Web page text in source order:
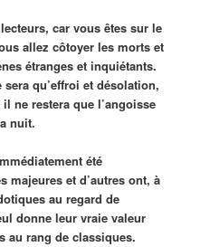
car vous êtes sur le
allez côtoyer les morts et
étranges et inquiétants.
qu’effroi et désolation,
ne restera que l’angoisse
nuit.
été
majeures et d’autres ont, à
au regard de
donne leur vraie valeur
au rang de classiques.